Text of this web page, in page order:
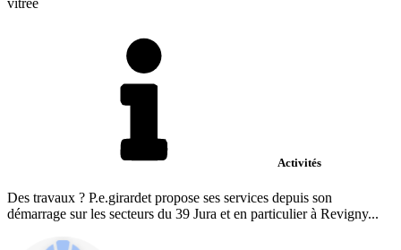
vitrée
Activités
Des travaux ? P.e.girardet propose ses services depuis son
démarrage sur les secteurs du 39 Jura et en particulier à Revigny...